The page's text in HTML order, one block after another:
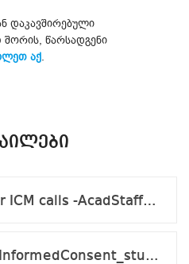
დაკავშირებული
წარსადგენი
აქ.
Guidelines for ICM calls -AcadStaff_v.2023.docx.pdf
დანართი2_InformedConsent_student.applicant.pdf